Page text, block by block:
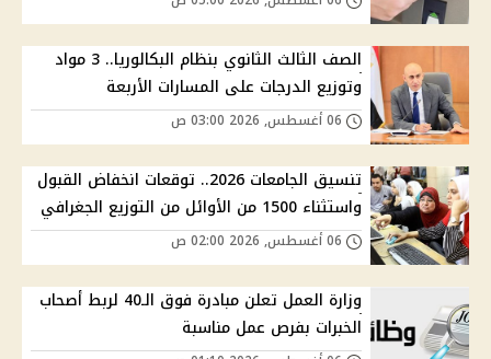
الصف الثالث الثانوي بنظام البكالوريا.. 3 مواد
وتوزيع الدرجات على المسارات الأربعة
تنسيق الجامعات 2026.. توقعات انخفاض القبول
واستثناء 1500 من الأوائل من التوزيع الجغرافي
وزارة العمل تعلن مبادرة فوق الـ40 لربط أصحاب
الخبرات بفرص عمل مناسبة